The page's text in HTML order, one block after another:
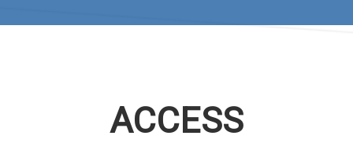
ACCESS